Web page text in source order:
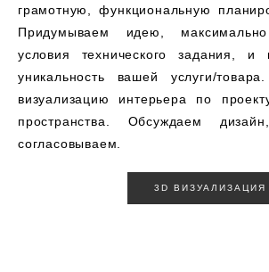
грамотную, функциональную
Придумываем идею,
условия технического задания, и
уникальность вашей услуги/
визуализацию интерьера по
пространства. Обсуждаем
согласовываем.
3D